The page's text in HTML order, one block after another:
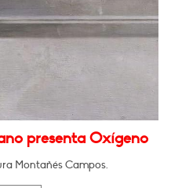
presenta Oxígeno
Montañés Campos.